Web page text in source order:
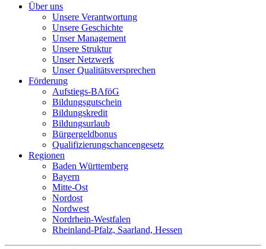
Über uns
Unsere Verantwortung
Unsere Geschichte
Unser Management
Unsere Struktur
Unser Netzwerk
Unser Qualitätsversprechen
Förderung
Aufstiegs-BAföG
Bildungsgutschein
Bildungskredit
Bildungsurlaub
Bürgergeldbonus
Qualifizierungschancengesetz
Regionen
Baden Württemberg
Bayern
Mitte-Ost
Nordost
Nordwest
Nordrhein-Westfalen
Rheinland-Pfalz, Saarland, Hessen